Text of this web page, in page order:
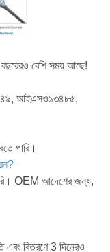
বেশি সময় আছে!
আইএসও১৩৪৮৫,
পারি।
OEM আদেশের জন্য,
বিতরণে 3 দিনেরও